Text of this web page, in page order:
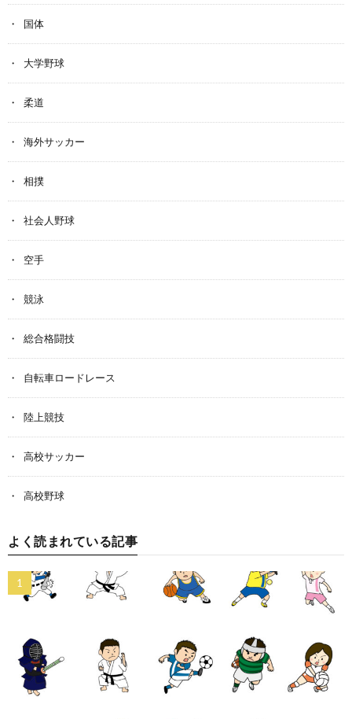
国体
大学野球
柔道
海外サッカー
相撲
社会人野球
空手
競泳
総合格闘技
自転車ロードレース
陸上競技
高校サッカー
高校野球
よく読まれている記事